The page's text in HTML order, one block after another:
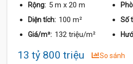
Rộng: 5 m x 20 m
Diện tích: 100 m² Số
Giá/m²: 132 triệu/m²
13 tỷ 800 triệu So sánh